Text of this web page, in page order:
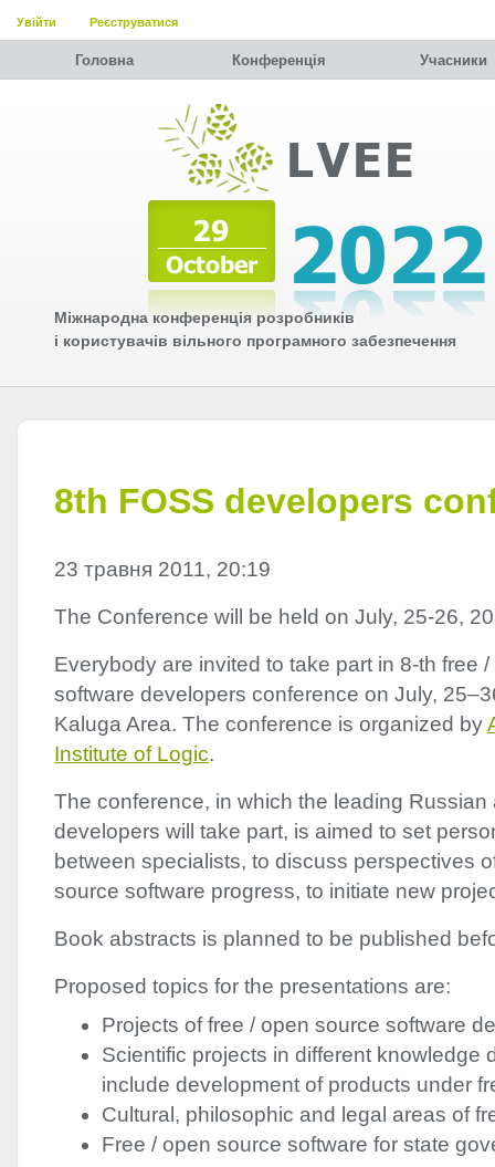
Увійти Реєструватися
Головна Конференція Учасники
Міжнародна конференція розробників
і користувачів вільного програмного забезпечення
8th FOSS developers
23 травня 2011, 20:19
The Conference will be held on July, 25-26,
Everybody are invited to take part in 8-th free
software developers conference on July,
Kaluga Area. The conference is organized by
Institute of Logic.
The conference, in which the leading Russian
developers will take part, is aimed to set
between specialists, to discuss perspectives
source software progress, to initiate new
Book abstracts is planned to be published
Proposed topics for the presentations are:
Projects of free / open source software
Scientific projects in different knowledge
include development of products under
Cultural, philosophic and legal areas of
Free / open source software for state